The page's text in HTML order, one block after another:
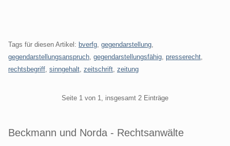
Tags für diesen Artikel: bverfg gegendarstellung
gegendarstellungsanspruch gegendarstellungsfähig presserecht
rechtsbegriff sinngehalt zeitschrift zeitung
Seite 1 von 1, insgesamt 2 Einträge
Beckmann und Norda - Rechtsanwälte